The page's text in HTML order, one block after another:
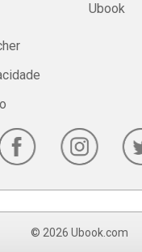
Ubook
© 2026 Ubook.com